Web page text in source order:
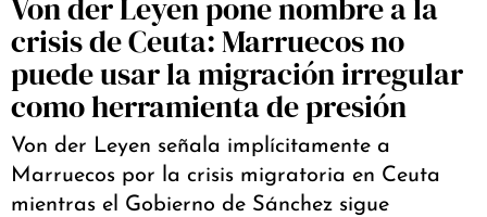
crisis de Ceuta: Marruecos no
puede usar la migración irregular
como herramienta de presión
Von der Leyen señala implícitamente a
Marruecos por la crisis migratoria en Ceuta
mientras el Gobierno de Sánchez sigue